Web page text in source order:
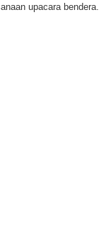
upacara bendera.